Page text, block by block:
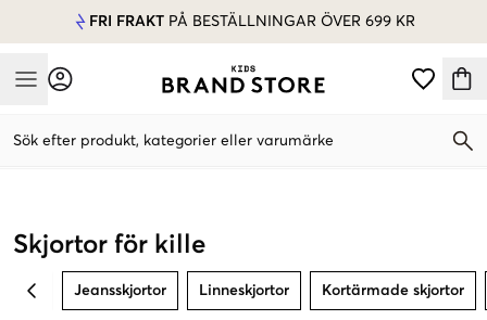
FRI FRAKT PÅ BESTÄLLNINGAR ÖVER 699 KR
Mobile Menu
Sök efter produkt, kategorier eller varumärke
Skjortor för kille
BACK Jeansskjortor Linneskjortor Kortärmade skjortor